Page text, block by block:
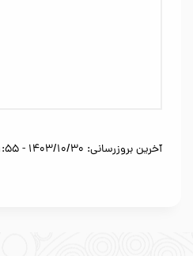
آخرین بروزرسانی: 1403/10/30 - 15:21:55